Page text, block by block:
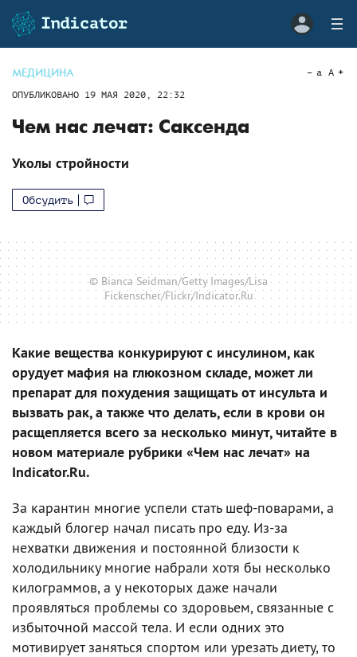
МЕДИЦИНА
ОПУБЛИКОВАНО 19 МАЯ 2020, 22:32
a A
Чем нас лечат: Саксенда
Уколы стройности
Обсудить
© Bianca Seidman/Getty Images/Lisa
Fickenscher/Flickr/Indicator.Ru
Какие вещества конкурируют с инсулином, как
орудует мафия на глюкозном складе, может ли
препарат для похудения защищать от инсульта и
вызвать рак, а также что делать, если в крови он
расщепляется всего за несколько минут, читайте в
новом материале рубрики «Чем нас лечат» на
Indicator.Ru.
За карантин многие успели стать шеф-поварами, а
каждый блогер начал писать про еду. Из-за
нехватки движения и постоянной близости к
холодильнику многие набрали хотя бы несколько
килограммов, а у некоторых даже начали
проявляться проблемы со здоровьем, связанные с
избыточной массой тела. И если одних это
мотивирует заняться спортом или урезать диету, то